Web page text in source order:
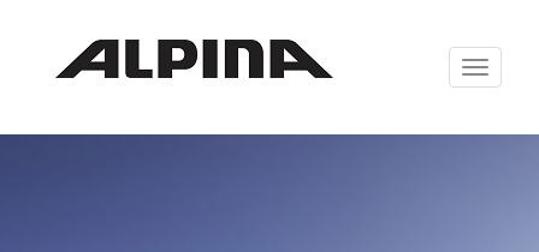
Zabrazit
navigaci